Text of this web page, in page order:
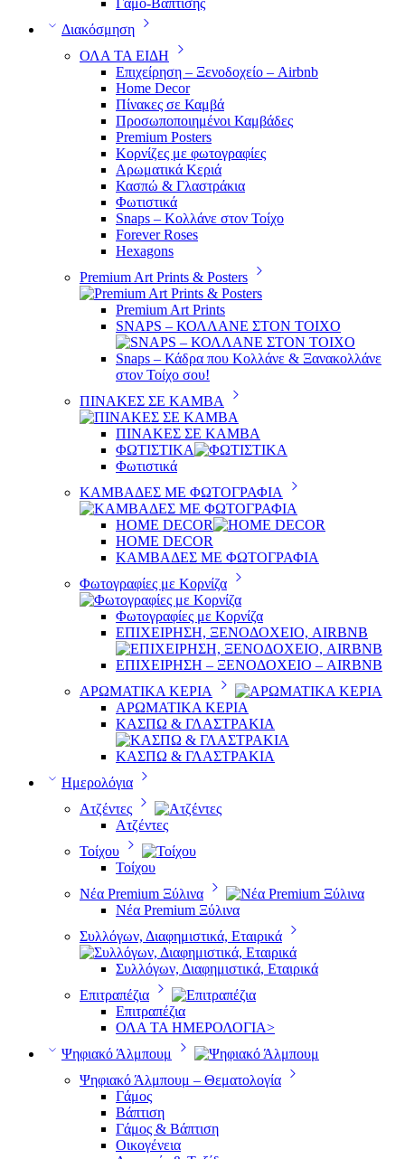
Διακόσμηση
ΟΛΑ ΤΑ ΕΙΔΗ
Επιχείρηση – Ξενοδοχείο – Airbnb
Home Decor
Πίνακες σε Καμβά
Προσωποποιημένοι Καμβάδες
Premium Posters
Κορνίζες με φωτογραφίες
Αρωματικά Κεριά
Κασπώ & Γλαστράκια
Φωτιστικά
Snaps – Κολλάνε στον Τοίχο
Forever Roses
Hexagons
Premium Art Prints & Posters
Premium Art Prints
SNAPS – ΚΟΛΛΑΝΕ ΣΤΟΝ ΤΟΙΧΟ
Snaps – Κάδρα που Κολλάνε & Ξανακολλάνε
στον Τοίχο σου!
ΠΙΝΑΚΕΣ ΣΕ ΚΑΜΒΑ
ΠΙΝΑΚΕΣ ΣΕ ΚΑΜΒΑ
ΦΩΤΙΣΤΙΚΑ
Φωτιστικά
ΚΑΜΒΑΔΕΣ ΜΕ ΦΩΤΟΓΡΑΦΙΑ
HOME DECOR
HOME DECOR
ΚΑΜΒΑΔΕΣ ΜΕ ΦΩΤΟΓΡΑΦΙΑ
Φωτογραφίες με Κορνίζα
Φωτογραφίες με Κορνίζα
ΕΠΙΧΕΙΡΗΣΗ, ΞΕΝΟΔΟΧΕΙΟ, AIRBNB
ΕΠΙΧΕΙΡΗΣΗ – ΞΕΝΟΔΟΧΕΙΟ – AIRBNB
ΑΡΩΜΑΤΙΚΑ ΚΕΡΙΑ
ΑΡΩΜΑΤΙΚΑ ΚΕΡΙΑ
ΚΑΣΠΩ & ΓΛΑΣΤΡΑΚΙΑ
ΚΑΣΠΩ & ΓΛΑΣΤΡΑΚΙΑ
Ημερολόγια
Ατζέντες
Ατζέντες
Τοίχου
Τοίχου
Νέα Premium Ξύλινα
Νέα Premium Ξύλινα
Συλλόγων, Διαφημιστικά, Εταιρικά
Συλλόγων, Διαφημιστικά, Εταιρικά
Επιτραπέζια
Επιτραπέζια
ΟΛΑ ΤΑ ΗΜΕΡΟΛΟΓΙΑ>
Ψηφιακό Άλμπουμ
Ψηφιακό Άλμπουμ – Θεματολογία
Γάμος
Βάπτιση
Γάμος & Βάπτιση
Οικογένεια